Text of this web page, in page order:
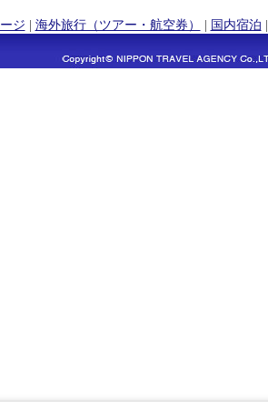
ジ | 海外旅行（ツアー・航空券） | 国内宿泊 |